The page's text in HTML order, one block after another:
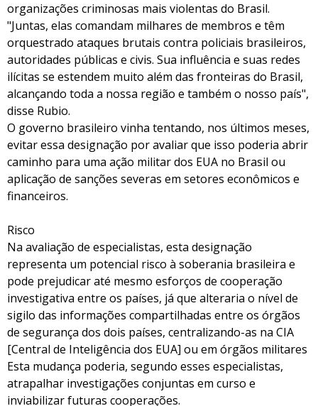
organizações criminosas mais violentas do Brasil.
"Juntas, elas comandam milhares de membros e têm
orquestrado ataques brutais contra policiais brasileiros,
autoridades públicas e civis. Sua influência e suas redes
ilícitas se estendem muito além das fronteiras do Brasil,
alcançando toda a nossa região e também o nosso país",
disse Rubio.
O governo brasileiro vinha tentando, nos últimos meses,
evitar essa designação por avaliar que isso poderia abrir
caminho para uma ação militar dos EUA no Brasil ou
aplicação de sanções severas em setores econômicos e
financeiros.
Risco
Na avaliação de especialistas, esta designação
representa um potencial risco à soberania brasileira e
pode prejudicar até mesmo esforços de cooperação
investigativa entre os países, já que alteraria o nível de
sigilo das informações compartilhadas entre os órgãos
de segurança dos dois países, centralizando-as na CIA
[Central de Inteligência dos EUA] ou em órgãos militares
Esta mudança poderia, segundo esses especialistas,
atrapalhar investigações conjuntas em curso e
inviabilizar futuras cooperações.